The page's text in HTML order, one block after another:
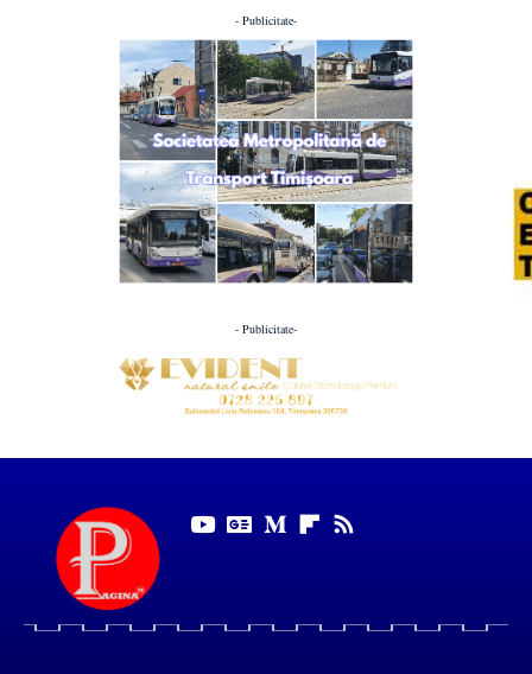
- Publicitate-
- Publicitate-